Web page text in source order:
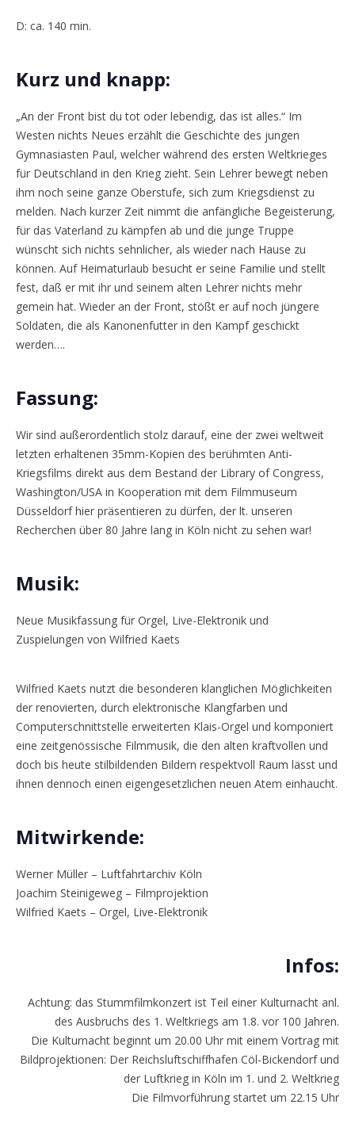
D: ca. 140 min.
Kurz und knapp:
„An der Front bist du tot oder lebendig, das ist alles.“ Im
Westen nichts Neues erzählt die Geschichte des jungen
Gymnasiasten Paul, welcher während des ersten Weltkrieges
für Deutschland in den Krieg zieht. Sein Lehrer bewegt neben
ihm noch seine ganze Oberstufe, sich zum Kriegsdienst zu
melden. Nach kurzer Zeit nimmt die anfängliche Begeisterung,
für das Vaterland zu kämpfen ab und die junge Truppe
wünscht sich nichts sehnlicher, als wieder nach Hause zu
können. Auf Heimaturlaub besucht er seine Familie und stellt
fest, daß er mit ihr und seinem alten Lehrer nichts mehr
gemein hat. Wieder an der Front, stößt er auf noch jüngere
Soldaten, die als Kanonenfutter in den Kampf geschickt
werden….
Fassung:
Wir sind außerordentlich stolz darauf, eine der zwei weltweit
letzten erhaltenen 35mm-Kopien des berühmten Anti-
Kriegsfilms direkt aus dem Bestand der Library of Congress,
Washington/USA in Kooperation mit dem Filmmuseum
Düsseldorf hier präsentieren zu dürfen, der lt. unseren
Recherchen über 80 Jahre lang in Köln nicht zu sehen war!
Musik:
Neue Musikfassung für Orgel, Live-Elektronik und
Zuspielungen von Wilfried Kaets
Wilfried Kaets nutzt die besonderen klanglichen Möglichkeiten
der renovierten, durch elektronische Klangfarben und
Computerschnittstelle erweiterten Klais-Orgel und komponiert
eine zeitgenössische Filmmusik, die den alten kraftvollen und
doch bis heute stilbildenden Bildern respektvoll Raum lässt und
ihnen dennoch einen eigengesetzlichen neuen Atem einhaucht.
Mitwirkende:
Werner Müller – Luftfahrtarchiv Köln
Joachim Steinigeweg – Filmprojektion
Wilfried Kaets – Orgel, Live-Elektronik
Infos:
Achtung: das Stummfilmkonzert ist Teil einer Kulturnacht anl.
des Ausbruchs des 1. Weltkriegs am 1.8. vor 100 Jahren.
Die Kulturnacht beginnt um 20.00 Uhr mit einem Vortrag mit
Bildprojektionen: Der Reichsluftschiffhafen Cöl-Bickendorf und
der Luftkrieg in Köln im 1. und 2. Weltkrieg
Die Filmvorführung startet um 22.15 Uhr